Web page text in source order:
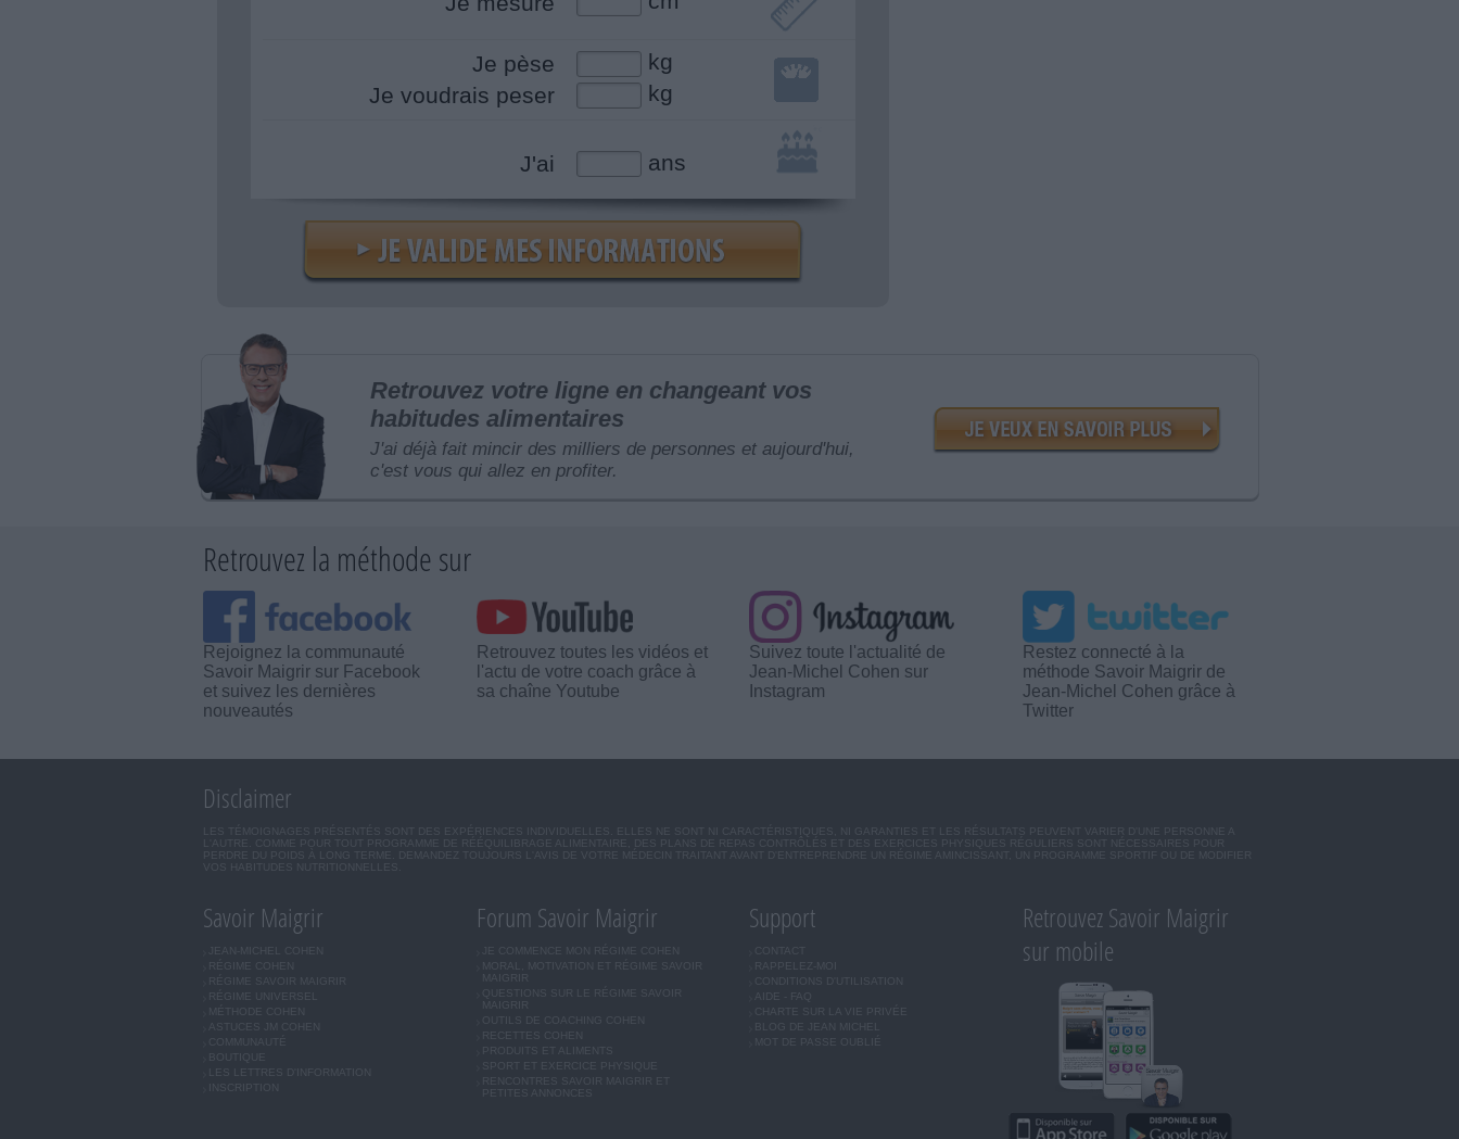
Je pèse
kg
Je voudrais peser
kg
J'ai ans
Retrouvez votre ligne en changeant vos
habitudes alimentaires
J'ai déjà fait mincir des milliers de personnes et aujourd'hui,
c'est vous qui allez en profiter.
Retrouvez la méthode sur
Rejoignez la communauté
Savoir Maigrir sur Facebook
et suivez les dernières
nouveautés
Retrouvez toutes les vidéos et
l'actu de votre coach grâce à
sa chaîne Youtube
Suivez toute l'actualité de
Jean-Michel Cohen sur
Instagram
Restez connecté à la
méthode Savoir Maigrir de
Jean-Michel Cohen grâce à
Twitter
Disclaimer
LES TÉMOIGNAGES PRÉSENTÉS SONT DES EXPÉRIENCES INDIVIDUELLES. ELLES NE SONT NI CARACTÉRISTIQUES, NI GARANTIES ET LES RÉSULTATS PEUVENT VARIER D'UNE PERSONNE A
L'AUTRE. COMME POUR TOUT PROGRAMME DE RÉÉQUILIBRAGE ALIMENTAIRE, DES PLANS DE REPAS CONTRÔLÉS ET DES EXERCICES PHYSIQUES RÉGULIERS SONT NÉCESSAIRES POUR
PERDRE DU POIDS À LONG TERME. DEMANDEZ TOUJOURS L'AVIS DE VOTRE MÉDECIN TRAITANT AVANT D'ENTREPRENDRE UN RÉGIME AMINCISSANT, UN PROGRAMME SPORTIF OU DE MODIFIER
VOS HABITUDES NUTRITIONNELLES.
Savoir Maigrir
JEAN-MICHEL COHEN
RÉGIME COHEN
RÉGIME SAVOIR MAIGRIR
RÉGIME UNIVERSEL
ASTUCES JM COHEN
COMMUNAUTÉ
LES LETTRES D'INFORMATION
INSCRIPTION
Forum Savoir Maigrir
JE COMMENCE MON RÉGIME COHEN
MORAL, MOTIVATION ET RÉGIME SAVOIR
MAIGRIR
QUESTIONS SUR LE RÉGIME SAVOIR
MAIGRIR
OUTILS DE COACHING COHEN
RECETTES COHEN
PRODUITS ET ALIMENTS
SPORT ET EXERCICE PHYSIQUE
RENCONTRES SAVOIR MAIGRIR ET
PETITES ANNONCES
Support
CONTACT
RAPPELEZ-MOI
CONDITIONS D'UTILISATION
AIDE - FAQ
CHARTE SUR LA VIE PRIVÉE
BLOG DE JEAN MICHEL
MOT DE PASSE OUBLIÉ
Retrouvez Savoir Maigrir
sur mobile